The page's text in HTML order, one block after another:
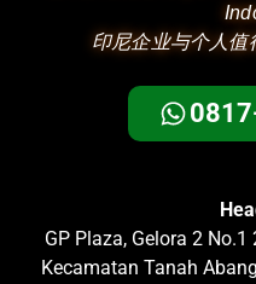
印尼企业与个人值
GP Plaza, Gelora 2 No.1
Kecamatan Tanah